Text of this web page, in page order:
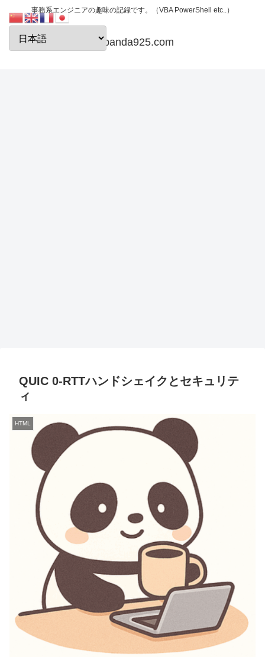
事務系エンジニアの趣味の記録です。（VBA PowerShell etc..）
papanda925.com
QUIC 0-RTTハンドシェイクとセキュリテ
ィ
HTML